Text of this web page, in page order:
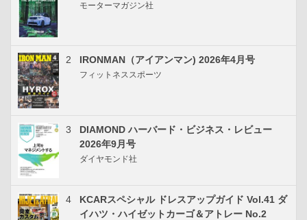
モーターマガジン社
2 IRONMAN（アイアンマン) 2026年4月号
フィットネススポーツ
3
DIAMOND ハーバード・ビジネス・レビュー
2026年9月号
ダイヤモンド社
4
KCARスペシャル ドレスアップガイド Vol.41 ダ
イハツ・ハイゼットカーゴ＆アトレー No.2